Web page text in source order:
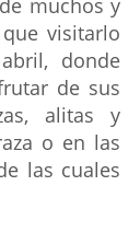
muchos y
visitarlo
donde
de sus
alitas y
o en las
las cuales